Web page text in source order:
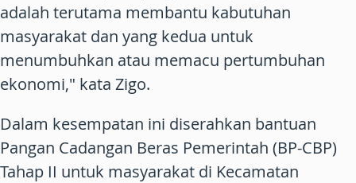
adalah terutama membantu kabutuhan
masyarakat dan yang kedua untuk
menumbuhkan atau memacu pertumbuhan
ekonomi," kata Zigo.
Dalam kesempatan ini diserahkan bantuan
Pangan Cadangan Beras Pemerintah (BP-CBP)
Tahap II untuk masyarakat di Kecamatan